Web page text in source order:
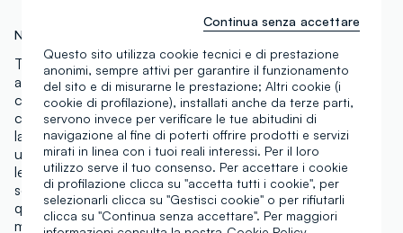
N.Art:
Tonico schiarente contenente il 90% di Centella
asiatica del Madagascar e l'agente schiarente
concentrato Madecassoside. L'ingrediente brevettato
con Madecassoside illumina il tono della pelle e le dona
la sua naturale luminosità. Madecassoside può essere
usato sia al mattino che alla sera e contiene ingredienti
lenitivi con livelli di irritazione ridotti per un prodotto
schiarente. Il complesso SINGREEN è composto da
quattro estratti di frutta che esfoliano la pelle
migliorandone la luminosità e la chiarezza. La
Questo sito utilizza cookie tecnici e di prestazione
anonimi, sempre attivi per garantire il funzionamento
del sito e di misurarne le prestazione; Altri cookie (i
cookie di profilazione), installati anche da terze parti,
servono invece per verificare le tue abitudini di
navigazione al fine di poterti offrire prodotti e servizi
mirati in linea con i tuoi reali interessi. Per il loro
utilizzo serve il tuo consenso. Per accettare i cookie
di profilazione clicca su "accetta tutti i cookie", per
selezionarli clicca su "Gestisci cookie" o per rifiutarli
clicca su "Continua senza accettare". Per maggiori
Continua senza accettare